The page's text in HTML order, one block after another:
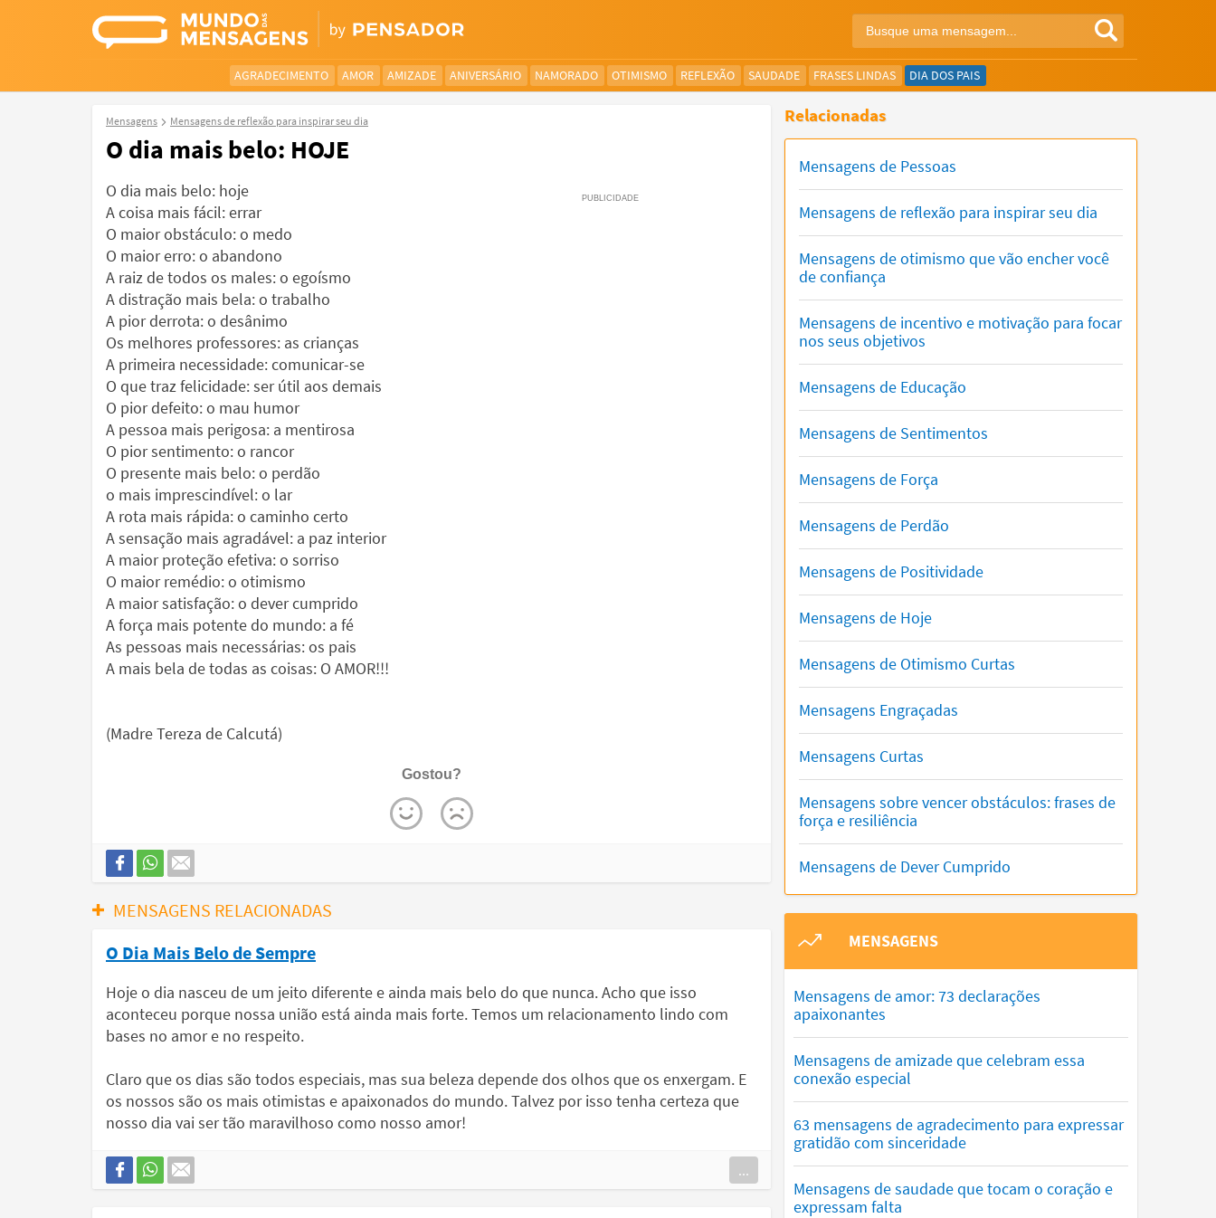
AGRADECIMENTO AMOR AMIZADE ANIVERSÁRIO NAMORADO OTIMISMO REFLEXÃO SAUDADE FRASES LINDAS DIA DOS PAIS
Mensagens Mensagens de reflexão para inspirar seu dia
O dia mais belo: HOJE
O dia mais belo: hoje
A coisa mais fácil: errar
O maior obstáculo: o medo
O maior erro: o abandono
A raiz de todos os males: o egoísmo
A distração mais bela: o trabalho
A pior derrota: o desânimo
Os melhores professores: as crianças
A primeira necessidade: comunicar-se
O que traz felicidade: ser útil aos demais
O pior defeito: o mau humor
A pessoa mais perigosa: a mentirosa
O pior sentimento: o rancor
O presente mais belo: o perdão
o mais imprescindível: o lar
A rota mais rápida: o caminho certo
A sensação mais agradável: a paz interior
A maior proteção efetiva: o sorriso
O maior remédio: o otimismo
A maior satisfação: o dever cumprido
A força mais potente do mundo: a fé
As pessoas mais necessárias: os pais
A mais bela de todas as coisas: O AMOR!!!
(Madre Tereza de Calcutá)
Gostou?
MENSAGENS RELACIONADAS
O Dia Mais Belo de Sempre
Hoje o dia nasceu de um jeito diferente e ainda mais belo do que nunca. Acho que isso
aconteceu porque nossa união está ainda mais forte. Temos um relacionamento lindo com
bases no amor e no respeito.
Claro que os dias são todos especiais, mas sua beleza depende dos olhos que os enxergam. E
os nossos são os mais otimistas e apaixonados do mundo. Talvez por isso tenha certeza que
nosso dia vai ser tão maravilhoso como nosso amor!
...
Relacionadas
Mensagens de Pessoas
Mensagens de reflexão para inspirar seu dia
Mensagens de otimismo que vão encher você
de confiança
Mensagens de incentivo e motivação para focar
nos seus objetivos
Mensagens de Educação
Mensagens de Sentimentos
Mensagens de Força
Mensagens de Perdão
Mensagens de Positividade
Mensagens de Hoje
Mensagens de Otimismo Curtas
Mensagens Engraçadas
Mensagens Curtas
Mensagens sobre vencer obstáculos: frases de
força e resiliência
Mensagens de Dever Cumprido
MENSAGENS
Mensagens de amor: 73 declarações
apaixonantes
Mensagens de amizade que celebram essa
conexão especial
63 mensagens de agradecimento para expressar
gratidão com sinceridade
Mensagens de saudade que tocam o coração e
expressam falta